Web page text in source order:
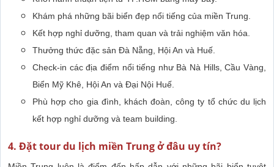
Khám phá những bãi biển đẹp nổi tiếng của miền Trung.
Kết hợp nghỉ dưỡng, tham quan và trải nghiệm văn hóa.
Thưởng thức đặc sản Đà Nẵng, Hội An và Huế.
Check-in các địa điểm nổi tiếng như Bà Nà Hills, Cầu Vàng,
Biển Mỹ Khê, Hội An và Đại Nội Huế.
Phù hợp cho gia đình, khách đoàn, công ty tổ chức du lịch
kết hợp nghỉ dưỡng và team building.
4. Đặt tour du lịch miền Trung ở đâu uy tín?